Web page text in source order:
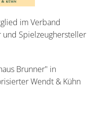
im Verband
und Spielzeughersteller
Brunner" in
Wendt & Kühn